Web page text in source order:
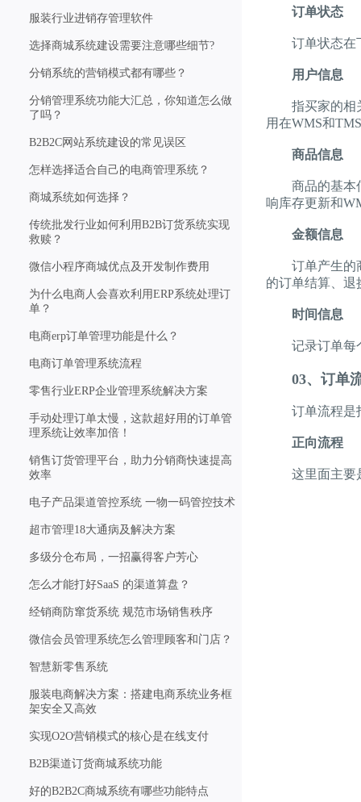
服装行业进销存管理软件
选择商城系统建设需要注意哪些细节?
分销系统的营销模式都有哪些？
分销管理系统功能大汇总，你知道怎么做
了吗？
B2B2C网站系统建设的常见误区
怎样选择适合自己的电商管理系统？
商城系统如何选择？
传统批发行业如何利用B2B订货系统实现
救赎？
微信小程序商城优点及开发制作费用
为什么电商人会喜欢利用ERP系统处理订
单？
电商erp订单管理功能是什么？
电商订单管理系统流程
零售行业ERP企业管理系统解决方案
手动处理订单太慢，这款超好用的订单管
理系统让效率加倍！
销售订货管理平台，助力分销商快速提高
效率
电子产品渠道管控系统 一物一码管控技术
超市管理18大通病及解决方案
多级分仓布局，一招赢得客户芳心
怎么才能打好SaaS 的渠道算盘？
经销商防窜货系统 规范市场销售秩序
微信会员管理系统怎么管理顾客和门店？
智慧新零售系统
服装电商解决方案：搭建电商系统业务框
架安全又高效
实现O2O营销模式的核心是在线支付
B2B渠道订货商城系统功能
好的B2B2C商城系统有哪些功能特点
订单状态
订单状态在
用户信息
指买家的相关
用在WMS和
商品信息
商品的基本信
响库存更新和
金额信息
订单产生的商
的订单结算、退
时间信息
记录订单每
03、订单
订单流程是指
正向流程
这里面主要